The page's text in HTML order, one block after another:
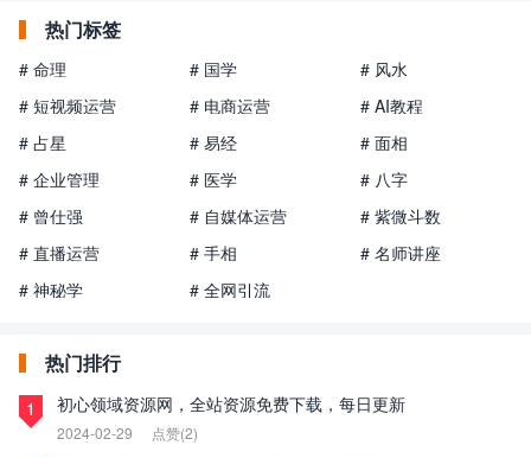
热门标签
# 命理 # 国学
# 风水
# 短视频运营
# 电商运营
# AI教程
# 占星
# 易经
# 面相
# 企业管理
# 医学
# 八字
# 曾仕强
# 自媒体运营
# 紫微斗数
# 直播运营
# 手相
# 名师讲座
# 神秘学
# 全网引流
热门排行
1 初心领域资源网，全站资源免费下载，每日更新
2024-02-29 点赞(2)